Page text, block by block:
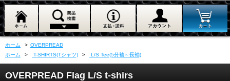
ホーム > OVERPREAD
ホーム
> T-SHIRTS(Tシャツ) > L/S Tee(5分袖～長袖)
OVERPREAD Flag L/S t-shirs